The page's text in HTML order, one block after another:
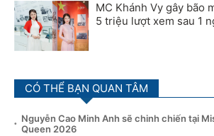
MC Khánh Vy gây bão
5 triệu lượt xem sau 1
CÓ THỂ BẠN QUAN TÂM
Nguyễn Cao Minh Anh sẽ chinh chiến tại
Queen 2026